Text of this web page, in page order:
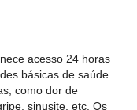
acesso 24 horas
básicas de saúde
como dor de
sinusite, etc. Os